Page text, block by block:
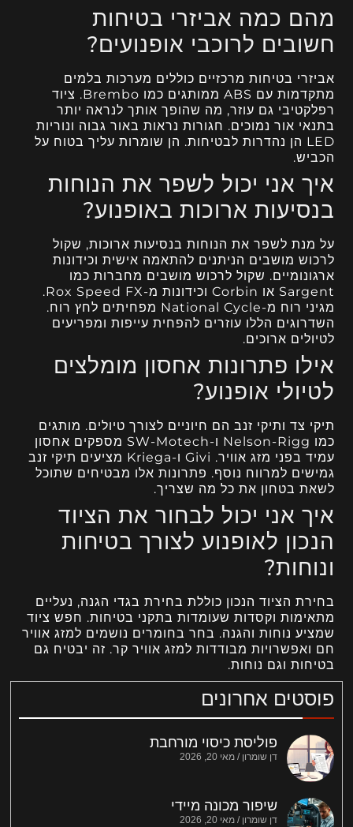
פוסטים אחרונים
פוליסת כיסוי מורחבת
דן שומרון מאי 20, 2026
שיפור מכונה מיידי
דן שומרון מאי 20, 2026
מהם כמה אביזרי בטיחות
חשובים לרוכבי אופנועים?
אביזרי בטיחות מרכזיים כוללים מערכות בלמים
מתקדמות עם ABS ממותגים כמו Brembo. ציוד
רפלקטיבי גם עוזר, מה שהופך אותך לנראה יותר
בתנאי אור נמוכים. חגורות נראות באור גבוה ונוריות
LED הן נהדרות לבטיחות. הן שומרות עליך בטוח על
הכביש.
איך אני יכול לשפר את הנוחות
בנסיעות ארוכות באופנוע?
על מנת לשפר את הנוחות בנסיעות ארוכות, שקול
לרכוש מושבים הניתנים להתאמה אישית וכידונות
ארגונומיים. שקול לרכוש מושבים מחברות כמו
Sargent או Corbin וכידונות מ-Rox Speed FX.
מגיני רוח מ-National Cycle מפחיתים לחץ רוח.
השדרוגים הללו עוזרים להפחית עייפות ומפריעים
לטיולים ארוכים.
אילו פתרונות אחסון מומלצים
לטיולי אופנוע?
תיקי צד ותיקי זנב הם חיוניים לצורך טיולים. מותגים
כמו Nelson-Rigg ו-SW-Motech מספקים אחסון
עמיד בפני מזג אוויר. Givi ו-Kriega מציעים תיקי זנב
גמישים למרווח נוסף. פתרונות אלו מבטיחים שתוכל
לשאת בטחון את כל מה שצריך.
איך אני יכול לבחור את הציוד
הנכון לאופנוע לצורך בטיחות
ונוחות?
בחירת הציוד הנכון כוללת בחירת בגדי הגנה, נעליים
מתאימות וקסדות שעומדות בתקני בטיחות. חפש ציוד
שמציע נוחות והגנה. בחר בחומרים נושמים למזג אוויר
חם ואפשרויות מבודדות למזג אוויר קר. זה יבטיח גם
בטיחות וגם נוחות.